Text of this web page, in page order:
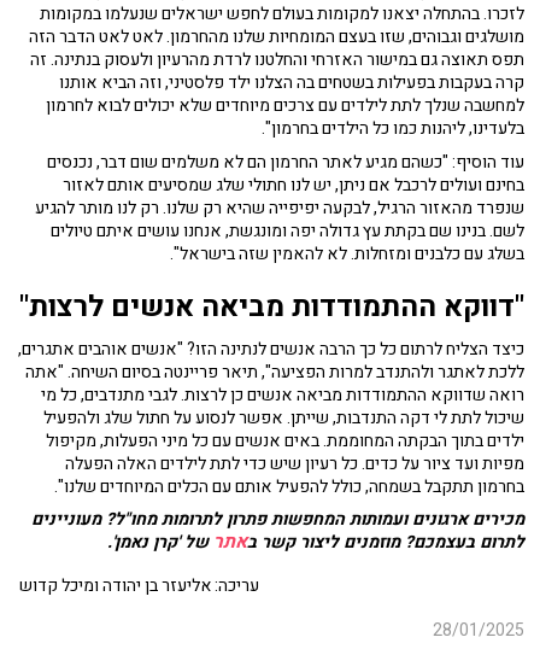
לזכרו. בהתחלה יצאנו למקומות בעולם לחפש ישראלים שנעלמו במקומות
מושלגים וגבוהים, שזו בעצם המומחיות שלנו מהחרמון. לאט לאט הדבר הזה
תפס תאוצה גם במישור האזרחי והחלטנו לרדת מהרעיון ולעסוק בנתינה. זה
קרה בעקבות בפעילות בשטחים בה הצלנו ילד פלסטיני, וזה הביא אותנו
למחשבה שנלך לתת לילדים עם צרכים מיוחדים שלא יכולים לבוא לחרמון
בלעדינו, ליהנות כמו כל הילדים בחרמון".
עוד הוסיף: "כשהם מגיע לאתר החרמון הם לא משלמים שום דבר, נכנסים
בחינם ועולים לרכבל אם ניתן, יש לנו חתולי שלג שמסיעים אותם לאזור
שנפרד מהאזור הרגיל, לבקעה יפיפייה שהיא רק שלנו. רק לנו מותר להגיע
לשם. בנינו שם בקתת עץ גדולה יפה ומונגשת, אנחנו עושים איתם טיולים
בשלג עם כלבנים ומזחלות. לא להאמין שזה בישראל".
"דווקא ההתמודדות מביאה אנשים לרצות"
כיצד הצליח לרתום כל כך הרבה אנשים לנתינה הזו? "אנשים אוהבים אתגרים,
ללכת לאתגר ולהתנדב למרות הפציעה", תיאר פריינטה בסיום השיחה. "אתה
רואה שדווקא ההתמודדות מביאה אנשים כן לרצות. לגבי מתנדבים, כל מי
שיכול לתת לי דקה התנדבות, שייתן. אפשר לנסוע על חתול שלג ולהפעיל
ילדים בתוך הבקתה המחוממת. באים אנשים עם כל מיני הפעלות, מקיפול
מפיות ועד ציור על כדים. כל רעיון שיש כדי לתת לילדים האלה הפעלה
בחרמון תתקבל בשמחה, כולל להפעיל אותם עם הכלים המיוחדים שלנו".
מכירים ארגונים ועמותות המחפשות פתרון לתרומות מחו"ל? מעוניינים
לתרום בעצמכם? מוזמנים ליצור קשר באתר של 'קרן נאמן'.
עריכה: אליעזר בן יהודה ומיכל קדוש
28/01/2025